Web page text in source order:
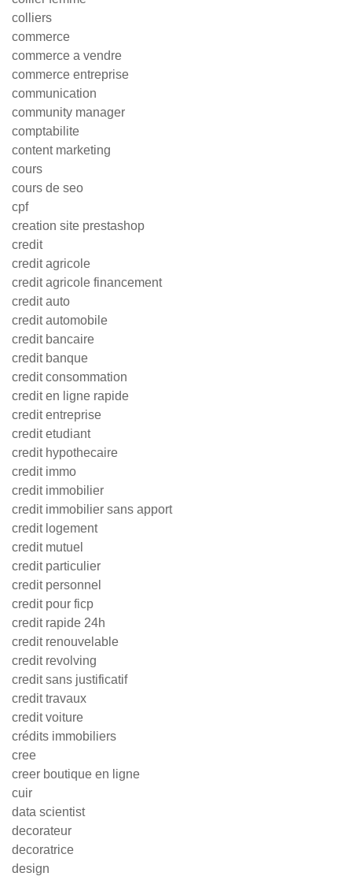
colliers
commerce
commerce a vendre
commerce entreprise
communication
community manager
comptabilite
content marketing
cours
cours de seo
cpf
creation site prestashop
credit
credit agricole
credit agricole financement
credit auto
credit automobile
credit bancaire
credit banque
credit consommation
credit en ligne rapide
credit entreprise
credit etudiant
credit hypothecaire
credit immo
credit immobilier
credit immobilier sans apport
credit logement
credit mutuel
credit particulier
credit personnel
credit pour ficp
credit rapide 24h
credit renouvelable
credit revolving
credit sans justificatif
credit travaux
credit voiture
crédits immobiliers
cree
creer boutique en ligne
cuir
data scientist
decorateur
decoratrice
design